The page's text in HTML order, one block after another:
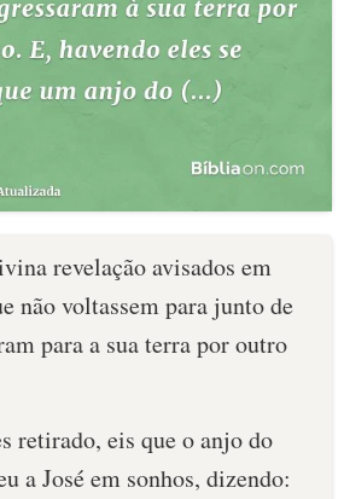
revelação avisados em
não voltassem para junto de
para a sua terra por outro
retirado, eis que o anjo do
a José em sonhos, dizendo: